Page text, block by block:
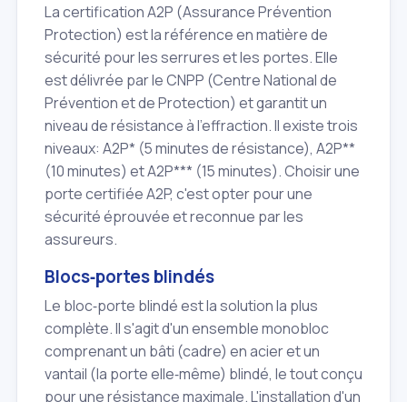
La certification A2P (Assurance Prévention
Protection) est la référence en matière de
sécurité pour les serrures et les portes. Elle
est délivrée par le CNPP (Centre National de
Prévention et de Protection) et garantit un
niveau de résistance à l'effraction. Il existe trois
niveaux: A2P* (5 minutes de résistance), A2P**
(10 minutes) et A2P*** (15 minutes). Choisir une
porte certifiée A2P, c'est opter pour une
sécurité éprouvée et reconnue par les
assureurs.
Blocs‑portes blindés
Le bloc‑porte blindé est la solution la plus
complète. Il s'agit d'un ensemble monobloc
comprenant un bâti (cadre) en acier et un
vantail (la porte elle‑même) blindé, le tout conçu
pour une résistance maximale. L'installation d'un